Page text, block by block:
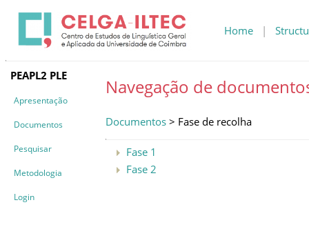
Home |
PEAPL2 PLE
Apresentação
Documentos
Pesquisar
Metodologia
Login
Navegação de
Documentos > Fase de recolha
Fase 1
Fase 2